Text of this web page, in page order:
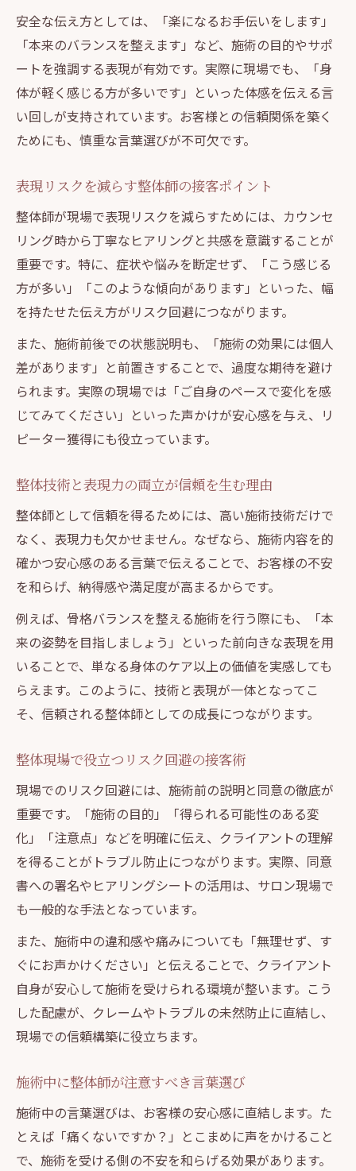
安全な伝え方としては、「楽になるお手伝いをします」
「本来のバランスを整えます」など、施術の目的やサポ
ートを強調する表現が有効です。実際に現場でも、「身
体が軽く感じる方が多いです」といった体感を伝える言
い回しが支持されています。お客様との信頼関係を築く
ためにも、慎重な言葉選びが不可欠です。
表現リスクを減らす整体師の接客ポイント
整体師が現場で表現リスクを減らすためには、カウンセ
リング時から丁寧なヒアリングと共感を意識することが
重要です。特に、症状や悩みを断定せず、「こう感じる
方が多い」「このような傾向があります」といった、幅
を持たせた伝え方がリスク回避につながります。
また、施術前後での状態説明も、「施術の効果には個人
差があります」と前置きすることで、過度な期待を避け
られます。実際の現場では「ご自身のペースで変化を感
じてみてください」といった声かけが安心感を与え、リ
ピーター獲得にも役立っています。
整体技術と表現力の両立が信頼を生む理由
整体師として信頼を得るためには、高い施術技術だけで
なく、表現力も欠かせません。なぜなら、施術内容を的
確かつ安心感のある言葉で伝えることで、お客様の不安
を和らげ、納得感や満足度が高まるからです。
例えば、骨格バランスを整える施術を行う際にも、「本
来の姿勢を目指しましょう」といった前向きな表現を用
いることで、単なる身体のケア以上の価値を実感しても
らえます。このように、技術と表現が一体となってこ
そ、信頼される整体師としての成長につながります。
整体現場で役立つリスク回避の接客術
現場でのリスク回避には、施術前の説明と同意の徹底が
重要です。「施術の目的」「得られる可能性のある変
化」「注意点」などを明確に伝え、クライアントの理解
を得ることがトラブル防止につながります。実際、同意
書への署名やヒアリングシートの活用は、サロン現場で
も一般的な手法となっています。
また、施術中の違和感や痛みについても「無理せず、す
ぐにお声かけください」と伝えることで、クライアント
自身が安心して施術を受けられる環境が整います。こう
した配慮が、クレームやトラブルの未然防止に直結し、
現場での信頼構築に役立ちます。
施術中に整体師が注意すべき言葉選び
施術中の言葉選びは、お客様の安心感に直結します。た
とえば「痛くないですか？」とこまめに声をかけること
で、施術を受ける側の不安を和らげる効果があります。